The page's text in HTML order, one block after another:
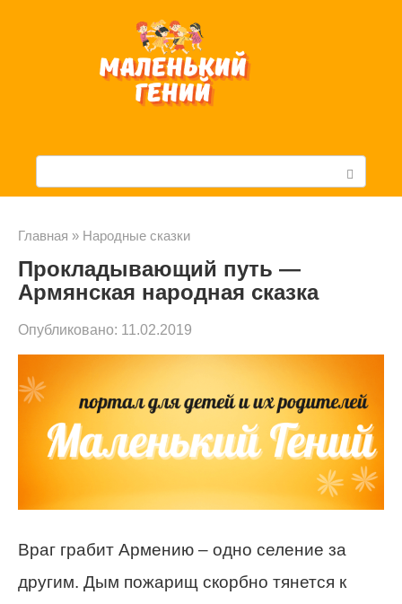
с
к
Главная » Народные сказки
Прокладывающий путь —
Армянская народная сказка
Опубликовано: 11.02.2019
Враг грабит Армению – одно селение за
другим. Дым пожарищ скорбно тянется к